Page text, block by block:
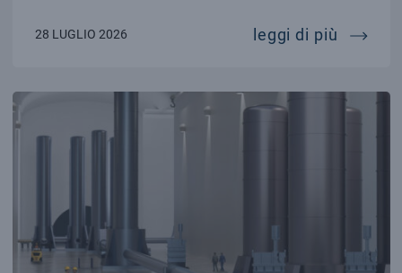
28 LUGLIO 2026 leggi di più